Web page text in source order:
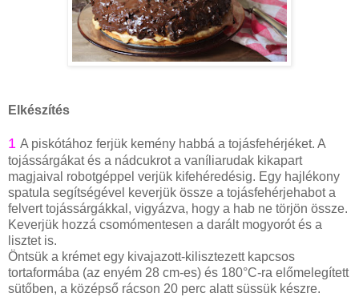
Elkészítés
1 A piskótához ferjük kemény habbá a tojásfehérjéket. A
tojássárgákat és a nádcukrot a vaníliarudak kikapart
magjaival robotgéppel verjük kifehéredésig. Egy hajlékony
spatula segítségével keverjük össze a tojásfehérjehabot a
felvert tojássárgákkal, vigyázva, hogy a hab ne törjön össze.
Keverjük hozzá csomómentesen a darált mogyorót és a
lisztet is.
Öntsük a krémet egy kivajazott-kilisztezett kapcsos
tortaformába (az enyém 28 cm-es) és 180°C-ra előmelegített
sütőben, a középső rácson 20 perc alatt süssük készre.